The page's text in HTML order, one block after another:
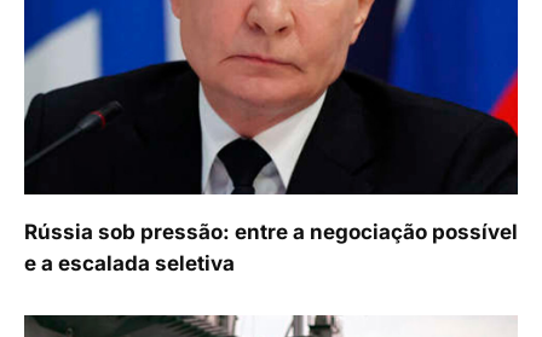
Rússia sob pressão: entre a negociação possível
e a escalada seletiva